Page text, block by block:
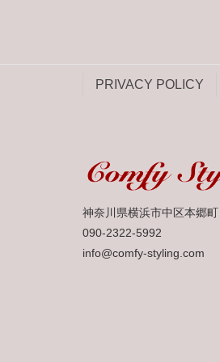
PRIVACY POLICY
神奈川県横浜市中区本郷町
090-2322-5992
info@comfy-styling.com